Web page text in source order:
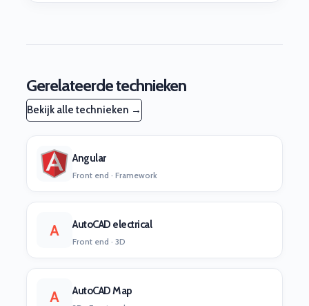
Gerelateerde technieken
Bekijk alle technieken →
Angular
Front end · Framework
A AutoCAD electrical
Front end · 3D
A AutoCAD Map